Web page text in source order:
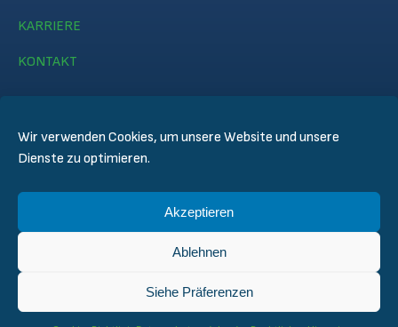
Wir verwenden Cookies, um unsere Website und unsere
Dienste zu optimieren.
Akzeptieren
Ablehnen
Siehe Präferenzen
KARRIERE
KONTAKT
© CERTIFER 2024
Datenschutzregelungen
Allgemeine Verkaufsbedingungen
Technische Bedingungen für die Inspektion und Zertifizierung